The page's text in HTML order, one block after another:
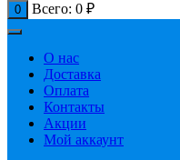
0 Всего: 0 ₽
О нас
Доставка
Оплата
Контакты
Акции
Мой аккаунт